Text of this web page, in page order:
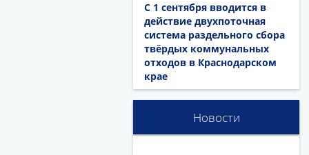
С 1 сентября вводится в
действие двухпоточная
система раздельного сбора
твёрдых коммунальных
отходов в Краснодарском
крае
Новости